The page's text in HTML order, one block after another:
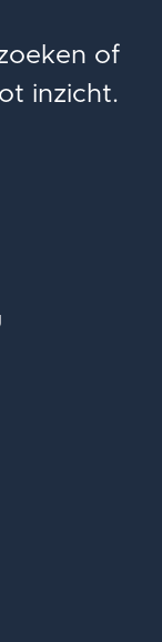
of
inzicht.